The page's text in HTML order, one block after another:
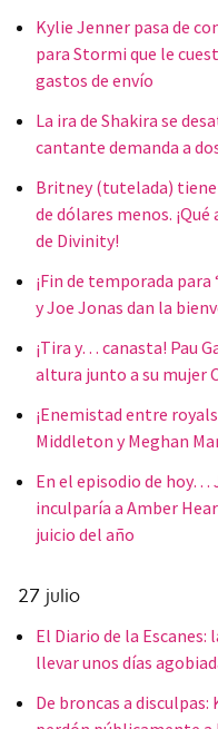
Kylie Jenner pasa de
para Stormi que le
gastos de envío
La ira de Shakira se
cantante demanda a
Britney (tutelada) tiene
de dólares menos.
de Divinity!
¡Fin de temporada
y Joe Jonas dan la
¡Tira y… canasta! Pau
altura junto a su mujer
¡Enemistad entre
Middleton y Meghan
En el episodio de hoy…
inculparía a Amber
juicio del año
27 julio
El Diario de la
llevar unos días
De broncas a disculpas: